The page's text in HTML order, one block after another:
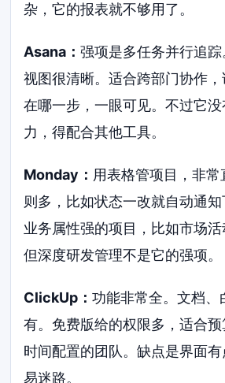
杂，它的报表就不够用了。
Asana：强项是多任务并行追
视图很清晰。适合跨部门协作
在哪一步，一眼可见。不过它
力，得配合其他工具。
Monday： 用表格管项目，非
则多，比如状态一改就自动通
业务属性强的项目，比如市场活
但深度研发管理不是它的强项。
ClickUp：功能非常全。文档、
有。免费版给的权限多，适合
时间配置的团队。缺点是界面
易迷路。